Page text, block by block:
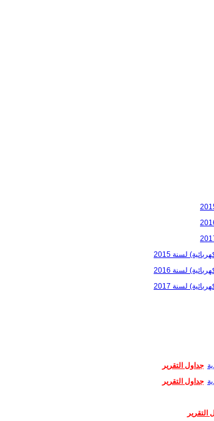
لسنة 2015
لسنة 2016
لسنة 2017
جداول التقرير
جداول التقرير
التقرير